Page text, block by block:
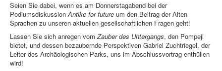
Seien Sie dabei, wenn es am Donnerstagabend bei der
PodiumsdiskussionAntike for future um den Beitrag der Alten
Sprachen zu unseren aktuellen gesellschaftlichen Fragen geht!
Lassen Sie sich anregen vomZauber des Untergangs, den Pompeji
bietet, und dessen bezaubernde Perspektiven Gabriel Zuchtriegel, der
Leiter des Archäologischen Parks, uns im Abschlussvortrag enthüllen
wird!